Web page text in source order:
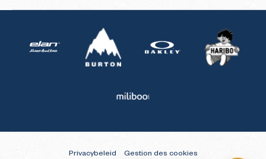
Elan
Burton
Oakley
Haribo
Privacybeleid Gestion des cookies